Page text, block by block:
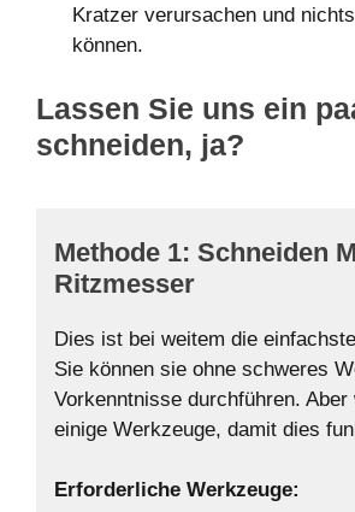
Kratzer verursachen und
können.
Lassen Sie uns ein
schneiden, ja?
Methode 1: Schneiden
Ritzmesser
Dies ist bei weitem die
Sie können sie ohne schweres
Vorkenntnisse durchführen. Aber
einige Werkzeuge, damit dies
Erforderliche Werkzeuge: